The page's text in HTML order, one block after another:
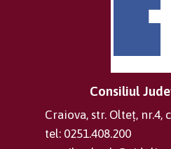
Consiliul
Craiova, str. Olteț, nr.4,
tel: 0251.408.200